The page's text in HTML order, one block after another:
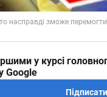
у курсі
Google